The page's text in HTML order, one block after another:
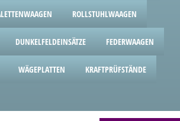
ROLLSTUHLWAAGEN
DUNKELFELDEINSÄTZE FEDERWAAGEN
WÄGEPLATTEN KRAFTPRÜFSTÄNDE